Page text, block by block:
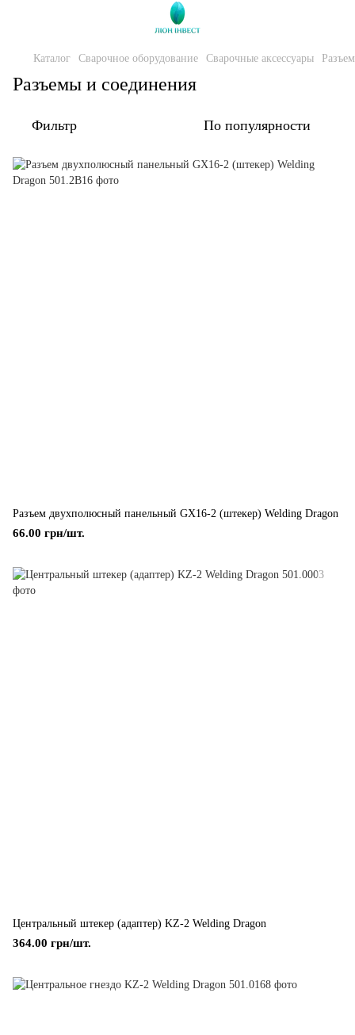
Каталог Сварочное оборудование Сварочные аксессуары
Разъемы и соединения
Фильтр По популярности
Разъем двухполюсный панельный GX16-2 (штекер) Welding Dragon
66.00 грн/шт.
Центральный штекер (адаптер) KZ-2 Welding Dragon
364.00 грн/шт.